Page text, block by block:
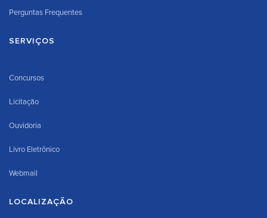
Perguntas Frequentes
SERVIÇOS
Concursos
Licitação
Ouvidoria
Livro Eletrônico
Webmail
LOCALIZAÇÃO